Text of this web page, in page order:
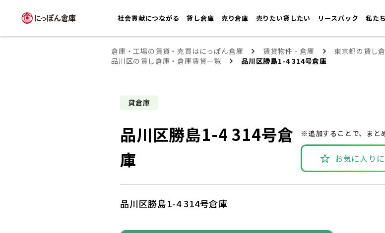
社会貢献につながる 貸し倉庫 売り倉庫 売りたい貸したい リースバック 私た
倉庫・工場の賃貸・売買はにっぽん倉庫 賃貸物件 - 倉庫
東京都の賃し
品川区の賃し倉庫・倉庫賃貸一覧
品川区勝島1-4 314号倉庫
貸倉庫
品川区勝島1-4 314号倉
庫
※追加することで、まと
お気に入り
品川区勝島1-4 314号倉庫